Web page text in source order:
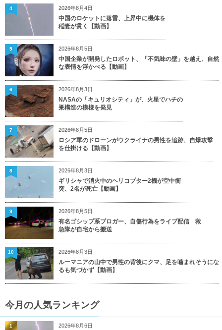
2026年8月4日
中国のロケットに落雷、上昇中に機体を
稲妻が貫く【動画】
4
2026年8月5日
中国企業が開発したロボット、「不気味の壁」を越え、自然
な表情を浮かべる【動画】
5
2026年8月3日
NASAの「キュリオシティ」が、火星でハチの
巣構造の模様を発見
6
2026年8月5日
ロシア軍のドローンがウクライナの男性を追跡、自爆攻撃
を仕掛ける【動画】
7
2026年8月3日
ギリシャで消火中のヘリコプター2機が空中衝
突、2名が死亡【動画】
8
2026年8月5日
有名ゴシップ系ブロガー、自傷行為をライブ配信 救
急隊が自宅から搬送
9
2026年8月3日
ルーマニアの山中で男性の背後にクマ、足を噛まれそうにな
るも気づかず【動画】
10
今月の人気ランキング
2026年8月6日
1